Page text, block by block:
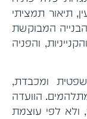
תיאור תמציתי
המבוקשת
והפניה
ומכבדת,
הוועדה
ולא לפי עוצמת